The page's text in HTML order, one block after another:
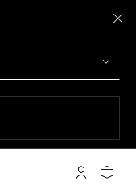
My TAG您的